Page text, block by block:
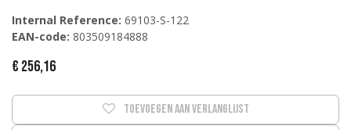
Internal Reference: 69103-S-122
EAN-code: 803509184888
€ 256,16
Toevoegen aan verlanglijst